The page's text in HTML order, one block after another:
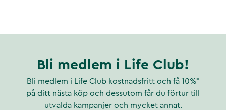
Bli medlem i Life Club!
Bli medlem i Life Club kostnadsfritt och få 10%*
på ditt nästa köp och dessutom får du förtur till
utvalda kampanjer och mycket annat.